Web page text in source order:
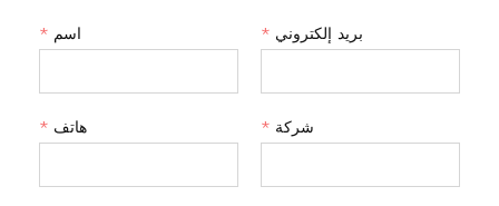
* اسم * بريد إلكتروني
* هاتف * شركة